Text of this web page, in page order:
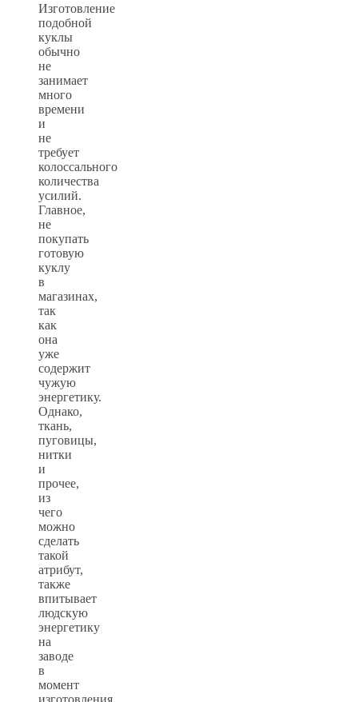
Изготовление
подобной
куклы
обычно
не
занимает
много
времени
и
не
требует
колоссального
количества
усилий.
Главное,
не
покупать
готовую
куклу
в
магазинах,
так
как
она
уже
содержит
чужую
энергетику.
Однако,
ткань,
пуговицы,
нитки
и
прочее,
из
чего
можно
сделать
такой
атрибут,
также
впитывает
людскую
энергетику
на
заводе
в
момент
изготовления.